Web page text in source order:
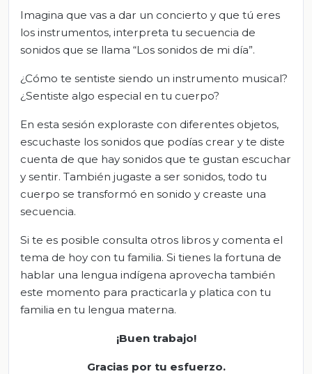
Imagina que vas a dar un concierto y que tú eres
los instrumentos, interpreta tu secuencia de
sonidos que se llama “Los sonidos de mi día”.
¿Cómo te sentiste siendo un instrumento musical?
¿Sentiste algo especial en tu cuerpo?
En esta sesión exploraste con diferentes objetos,
escuchaste los sonidos que podías crear y te diste
cuenta de que hay sonidos que te gustan escuchar
y sentir. También jugaste a ser sonidos, todo tu
cuerpo se transformó en sonido y creaste una
secuencia.
Si te es posible consulta otros libros y comenta el
tema de hoy con tu familia. Si tienes la fortuna de
hablar una lengua indígena aprovecha también
este momento para practicarla y platica con tu
familia en tu lengua materna.
¡Buen trabajo!
Gracias por tu esfuerzo.